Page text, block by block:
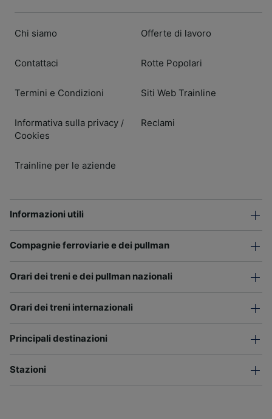
Chi siamo
Contattaci
Termini e Condizioni
Informativa sulla privacy /
Cookies
Trainline per le aziende
Offerte di lavoro
Rotte Popolari
Siti Web Trainline
Reclami
Informazioni utili
Compagnie ferroviarie e dei pullman
Orari dei treni e dei pullman nazionali
Orari dei treni internazionali
Principali destinazioni
Stazioni